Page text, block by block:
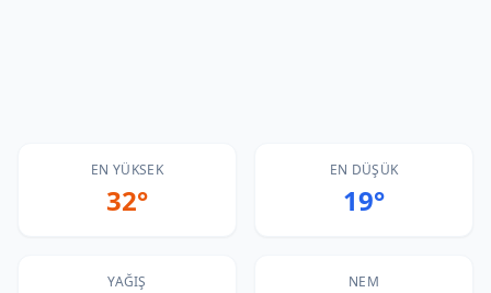
EN YÜKSEK
32°
EN DÜŞÜK
19°
YAĞIŞ NEM